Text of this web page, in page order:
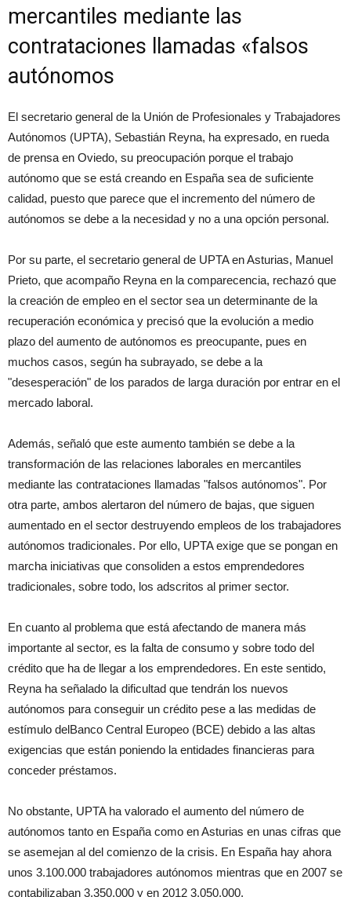
mercantiles mediante las
contrataciones llamadas «falsos
autónomos
El secretario general de la Unión de Profesionales y Trabajadores
Autónomos (UPTA), Sebastián Reyna, ha expresado, en rueda
de prensa en Oviedo, su preocupación porque el trabajo
autónomo que se está creando en España sea de suficiente
calidad, puesto que parece que el incremento del número de
autónomos se debe a la necesidad y no a una opción personal.
Por su parte, el secretario general de UPTA en Asturias, Manuel
Prieto, que acompaño Reyna en la comparecencia, rechazó que
la creación de empleo en el sector sea un determinante de la
recuperación económica y precisó que la evolución a medio
plazo del aumento de autónomos es preocupante, pues en
muchos casos, según ha subrayado, se debe a la
"desesperación" de los parados de larga duración por entrar en el
mercado laboral.
Además, señaló que este aumento también se debe a la
transformación de las relaciones laborales en mercantiles
mediante las contrataciones llamadas "falsos autónomos". Por
otra parte, ambos alertaron del número de bajas, que siguen
aumentado en el sector destruyendo empleos de los trabajadores
autónomos tradicionales. Por ello, UPTA exige que se pongan en
marcha iniciativas que consoliden a estos emprendedores
tradicionales, sobre todo, los adscritos al primer sector.
En cuanto al problema que está afectando de manera más
importante al sector, es la falta de consumo y sobre todo del
crédito que ha de llegar a los emprendedores. En este sentido,
Reyna ha señalado la dificultad que tendrán los nuevos
autónomos para conseguir un crédito pese a las medidas de
estímulo delBanco Central Europeo (BCE) debido a las altas
exigencias que están poniendo la entidades financieras para
conceder préstamos.
No obstante, UPTA ha valorado el aumento del número de
autónomos tanto en España como en Asturias en unas cifras que
se asemejan al del comienzo de la crisis. En España hay ahora
unos 3.100.000 trabajadores autónomos mientras que en 2007 se
contabilizaban 3.350.000 y en 2012 3.050.000.